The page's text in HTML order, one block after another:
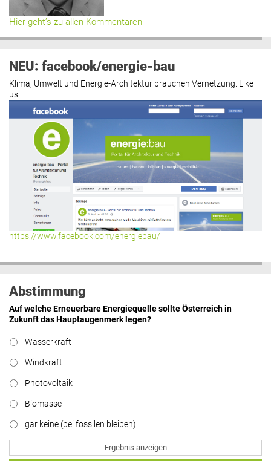
Hier geht’s zu allen Kommentaren
NEU: facebook/energie-bau
Klima, Umwelt und Energie-Architektur brauchen Vernetzung. Like
us!
https://www.facebook.com/energiebau/
Abstimmung
Auf welche Erneuerbare Energiequelle sollte Österreich in
Zukunft das Hauptaugenmerk legen?
Wasserkraft
Windkraft
Photovoltaik
Biomasse
gar keine (bei fossilen bleiben)
Ergebnis anzeigen